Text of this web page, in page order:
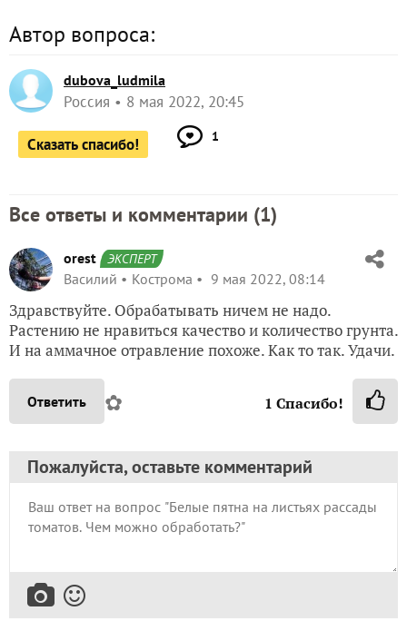
Автор вопроса:
dubova_ludmila
Россия 8 мая 2022, 20:45
Сказать спасибо! 1
Все ответы и комментарии (1)
orest ЭКСПЕРТ
Василий Кострома 9 мая 2022, 08:14
Здравствуйте. Обрабатывать ничем не надо.
Растению не нравиться качество и количество грунта.
И на аммачное отравление похоже. Как то так. Удачи.
Ответить ✿ 1 Спасибо!
Пожалуйста, оставьте комментарий